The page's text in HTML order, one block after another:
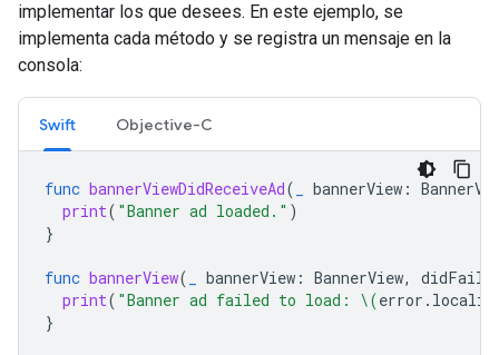
implementar los que desees. En este ejemplo, se
implementa cada método y se registra un mensaje en la
consola:
Swift Objective-C
func bannerViewDidReceiveAd( bannerView :
print( "Banner ad loaded." )
}
func bannerView( bannerView : BannerView,
print( "Banner ad failed to load: \(error .
}